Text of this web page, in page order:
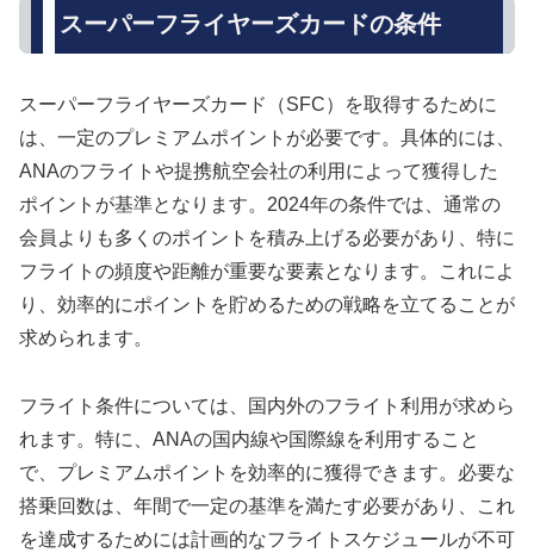
スーパーフライヤーズカードの条件
スーパーフライヤーズカード（SFC）を取得するために
は、一定のプレミアムポイントが必要です。具体的には、
ANAのフライトや提携航空会社の利用によって獲得した
ポイントが基準となります。2024年の条件では、通常の
会員よりも多くのポイントを積み上げる必要があり、特に
フライトの頻度や距離が重要な要素となります。これによ
り、効率的にポイントを貯めるための戦略を立てることが
求められます。
フライト条件については、国内外のフライト利用が求めら
れます。特に、ANAの国内線や国際線を利用すること
で、プレミアムポイントを効率的に獲得できます。必要な
搭乗回数は、年間で一定の基準を満たす必要があり、これ
を達成するためには計画的なフライトスケジュールが不可